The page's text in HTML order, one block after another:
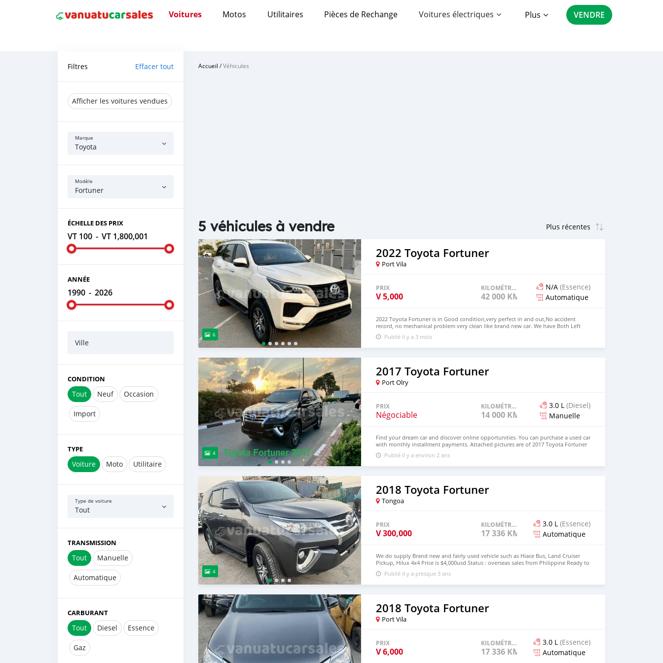
Voitures Motos Utilitaires Pièces de Rechange Voitures électriques Plus VENDRE
Filtres Effacer tout
Afficher les voitures vendues
Marque
Toyota
Modèle
Fortuner
ÉCHELLE DES PRIX
VT 100 - VT 1,800,001
ANNÉE
1990 - 2026
Ville
CONDITION
Tout Neuf Occasion
Import
TYPE
Voiture Moto Utilitaire
Type de voiture
Tout
TRANSMISSION
Tout Manuelle
Automatique
CARBURANT
Tout Diesel Essence
Gaz
Accueil /Véhicules
5 véhicules à vendre
6
2022 Toyota Fortuner
Port Vila
PRIX
V5,000
KILOMÉTRAGE
42 000 KM
N/A (Essence)
Automatique
2022 Toyota Fortuner is in Good condition,very perfect in and out,No accident
record, no mechanical problem very clean like brand new car. We have Both Left
Hand Drive and Right Hand drive steering Price: $ 5,000 USD WHATSAPP NUMBER:
+13172236827 CONTACT EMAIL: lucansachezs@hotmail.com
Publié il y a 3 mois
4
2017 Toyota Fortuner
Port Olry
PRIX
Négociable
KILOMÉTRAGE
14 000 KM
3.0 L (Diesel)
Manuelle
Find your dream car and discover online opportunities. You can purchase a used car
with monthly installment payments. Attached pictures are of 2017 Toyota Fortuner
and 2009 Toyota Fortuner. Email: info@dreamcars4u.org Website:
https://dreamcars4u.org/ WhatsApp: +1(916)-304-2710
Publié il y a environ 2 ans
4
2018 Toyota Fortuner
Tongoa
PRIX
V300,000
KILOMÉTRAGE
17 336 KM
3.0 L (Essence)
Automatique
We do supply Brand new and fairly used vehicle such as Hiace Bus, Land Cruiser
Pickup, Hilux 4x4 Price is $4,000usd Status : overseas sales from Philippine Ready to
deliver to door step of Vanuatu email : johnfirat0011@gmail.com Whatsapp :
+639099009363
Publié il y a presque 3 ans
2018 Toyota Fortuner
Port Vila
PRIX
V6,000
KILOMÉTRAGE
17 336 KM
3.0 L (Essence)
Automatique